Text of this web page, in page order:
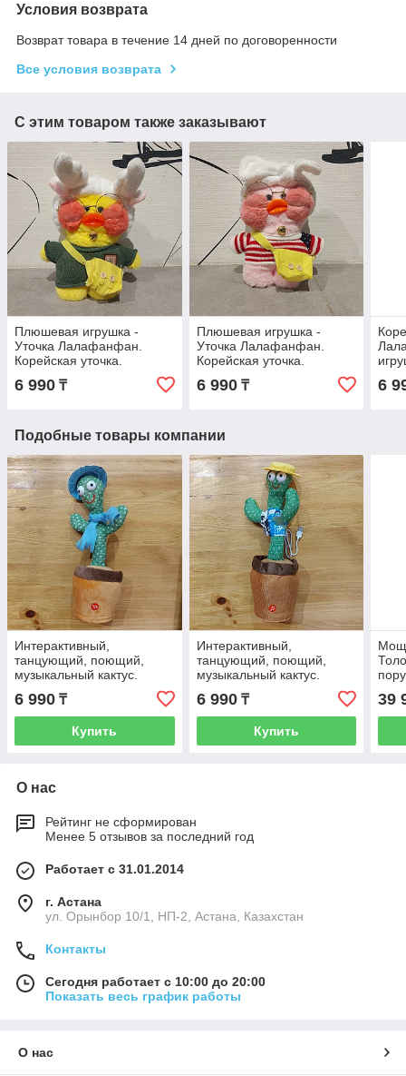
Условия возврата
Возврат товара в течение 14 дней по договоренности
Все условия возврата
С этим товаром также заказывают
Плюшевая игрушка -
Уточка Лалафанфан.
Корейская уточка.
#lalafanfan. Lalafanfan
Duck. Желтая Утка.
6 990 ₸
Плюшевая игрушка -
Уточка Лалафанфан.
Корейская уточка.
#lalafanfan. Lalafanfan
Duck. Полосатая Утка.
6 990₸ 6
Подобные товары компании
Интерактивный,
танцующий, поющий,
музыкальный кактус.
Игрушка-повторюшка. С
голубой шляпой и
шарфом + шнур.
6 990 ₸
Купить
Интерактивный,
танцующий, поющий,
музыкальный кактус.
Игрушка-повторюшка. С
желтой шляпой и
шарфом.
6 990₸
Купить
39
О нас
Рейтинг не сформирован
Менее 5 отзывов за последний год
Работает с 31.01.2014
г. Астана
ул. Орынбор 10/1, НП-2, Астана, Казахстан
Контакты
Сегодня работает с 10:00 до 20:00
Показать весь график работы
О нас